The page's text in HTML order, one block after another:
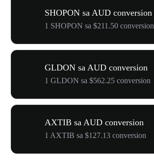
SHOPON sa AUD conversion
1 SHOPON sa $211.50 conversion
GLDON sa AUD conversion
1 GLDON sa $562.25 conversion
AXTIB sa AUD conversion
1 AXTIB sa $127.13 conversion